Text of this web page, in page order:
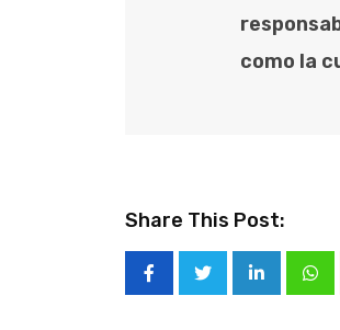
como la
Share This Post:
LinkedIn